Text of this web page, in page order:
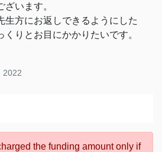
います。
生方にお返しできるようにした
くりとお目にかかりたいです。
2022
the funding amount only if